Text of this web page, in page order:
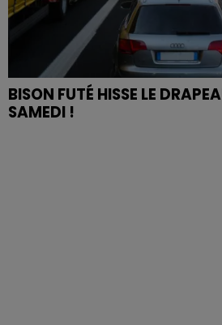
BISON FUTÉ HISSE LE
SAMEDI !